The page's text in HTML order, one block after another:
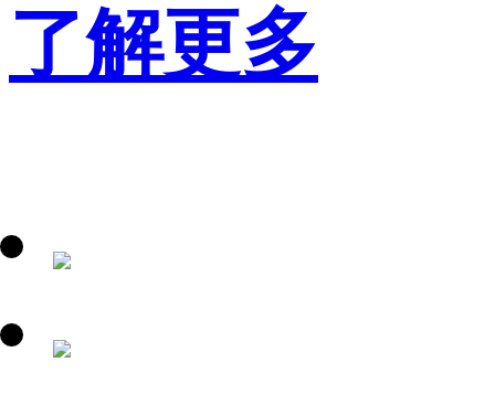
了解更多